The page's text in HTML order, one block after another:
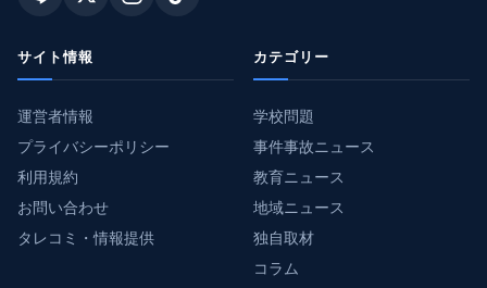
サイト情報
運営者情報
プライバシーポリシー
利用規約
お問い合わせ
タレコミ・情報提供
カテゴリー
学校問題
事件事故ニュース
教育ニュース
地域ニュース
独自取材
コラム